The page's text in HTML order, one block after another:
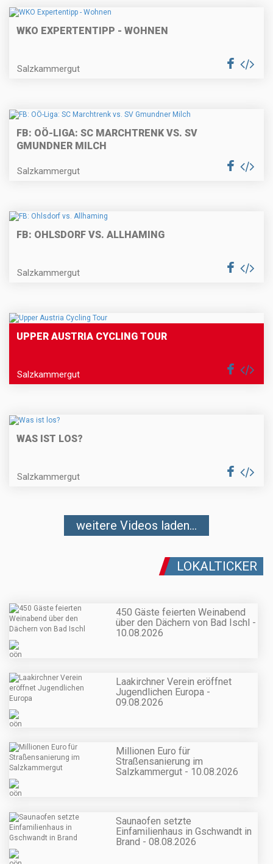
WKO EXPERTENTIPP - WOHNEN
Salzkammergut
FB: OÖ-LIGA: SC MARCHTRENK VS. SV
GMUNDNER MILCH
Salzkammergut
FB: OHLSDORF VS. ALLHAMING
Salzkammergut
UPPER AUSTRIA CYCLING TOUR
Salzkammergut
WAS IST LOS?
Salzkammergut
weitere Videos laden...
LOKALTICKER
450 Gäste feierten Weinabend
über den Dächern von Bad Ischl -
10.08.2026
Laakirchner Verein eröffnet
Jugendlichen Europa -
09.08.2026
Millionen Euro für
Straßensanierung im
Salzkammergut - 10.08.2026
Saunaofen setzte
Einfamilienhaus in Gschwandt in
Brand - 08.08.2026